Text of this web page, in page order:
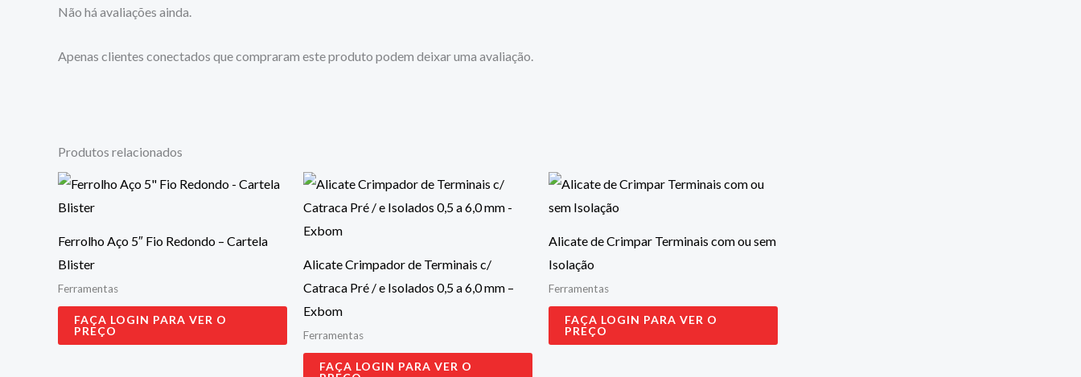
Não há avaliações ainda.
Apenas clientes conectados que compraram este produto podem deixar uma avaliação.
Produtos relacionados
Ferrolho Aço 5″ Fio Redondo – Cartela
Blister
Ferramentas
FAÇA LOGIN PARA VER O
PREÇO
Alicate Crimpador de Terminais c/
Catraca Pré / e Isolados 0,5 a 6,0 mm –
Exbom
Ferramentas
FAÇA LOGIN PARA VER O
Alicate de Crimpar Terminais com ou sem
Isolação
Ferramentas
FAÇA LOGIN PARA VER O
PREÇO